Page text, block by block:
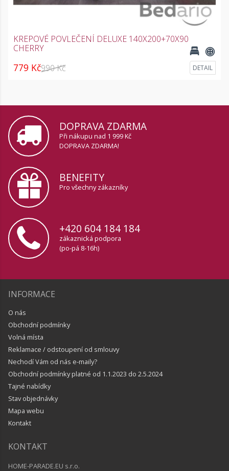
KREPOVÉ POVLEČENÍ DELUXE 140X200+70X90
CHERRY
779 Kč990 Kč DETAIL
DOPRAVA ZDARMA
Při nákupu nad 1 999 Kč
DOPRAVA ZDARMA!
BENEFITY
Pro všechny zákazníky
+420 604 184 184
zákaznická podpora
(po-pá 8-16h)
INFORMACE
O nás
Obchodní podmínky
Volná místa
Reklamace / odstoupení od smlouvy
Nechodí Vám od nás e-maily?
Obchodní podmínky platné od 1.1.2023 do 2.5.2024
Tajné nabídky
Stav objednávky
Mapa webu
Kontakt
KONTAKT
HOME-PARADE.EU s.r.o.